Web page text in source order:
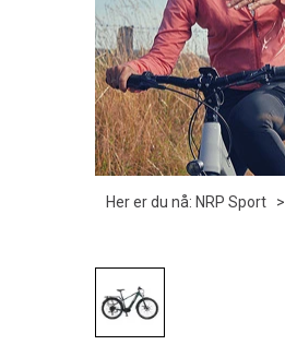
Her er du nå: NRP Sport >